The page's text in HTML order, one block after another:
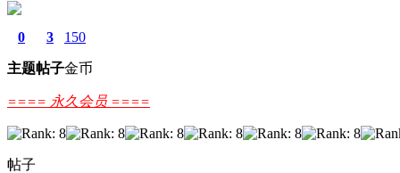
0
主题
3
帖子
150
金币
==== 永久会员 ====
帖子